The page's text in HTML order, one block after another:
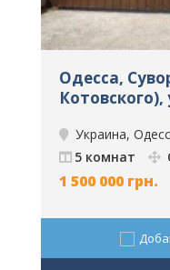
Одесса,
ID: 5408
Украина,
5 комнат
1 500 000 грн.